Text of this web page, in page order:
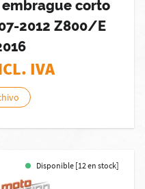
embrague corto
2012 Z800/E
IVA
Disponible [12 en stock]